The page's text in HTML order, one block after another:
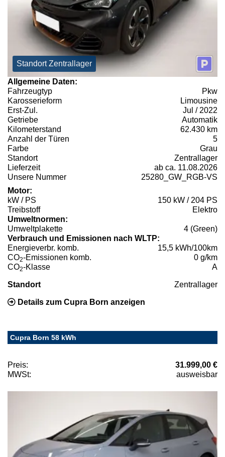
Standort Zentrallager
Allgemeine Daten:
Fahrzeugtyp
Pkw
Karosserieform
Limousine
Erst-Zul.
Jul / 2022
Getriebe
Automatik
Kilometerstand
62.430 km
Anzahl der Türen
5
Farbe
Grau
Standort
Zentrallager
Lieferzeit
ab ca. 11.08.2026
Unsere Nummer
25280_GW_RGB-VS
Motor:
kW / PS
150 kW / 204 PS
Treibstoff
Elektro
Umweltnormen:
Umweltplakette
4 (Green)
Verbrauch und Emissionen nach WLTP:
Energieverbr. komb.
15,5 kWh/100km
CO2-Emissionen komb.
0 g/km
CO2-Klasse A
Standort Zentrallager
Details zum Cupra Born anzeigen
Cupra Born 58 kWh
Preis:
31.999,00 €
MWSt:
ausweisbar